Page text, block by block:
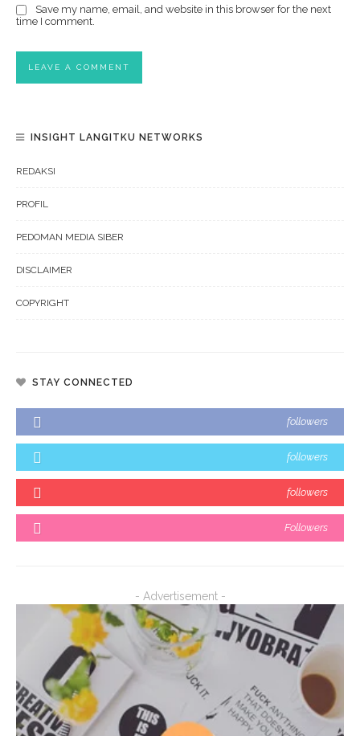
Save my name, email, and website in this browser for the next
time I comment.
INSIGHT LANGITKU NETWORKS
REDAKSI
PROFIL
PEDOMAN MEDIA SIBER
DISCLAIMER
COPYRIGHT
STAY CONNECTED
followers
followers
followers
Followers
- Advertisement -